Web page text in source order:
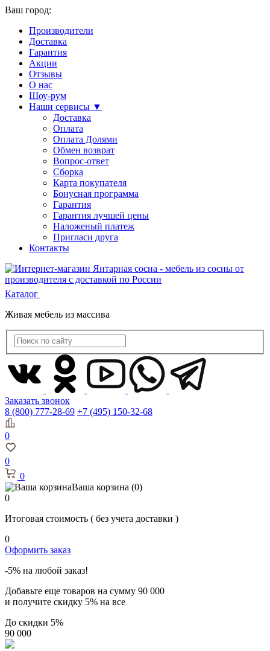
Ваш город:
Производители
Доставка
Гарантия
Акции
Отзывы
О нас
Шоу-рум
Наши сервисы ▼
Доставка
Оплата
Оплата Долями
Обмен возврат
Вопрос-ответ
Сборка
Карта покупателя
Бонусная программа
Гарантия
Гарантия лучшей цены
Наложеный платеж
Пригласи друга
Контакты
Каталог
Живая мебель из массива
Заказать звонок
8 (800) 777-28-69 +7 (495) 150-32-68
0
0
0
Ваша корзина (0)
0
Итоговая стоимость ( без учета доставки )
0
Оформить заказ
-5% на любой заказ!
Добавьте еще товаров на сумму 90 000
и получите скидку 5% на все
До скидки 5%
90 000